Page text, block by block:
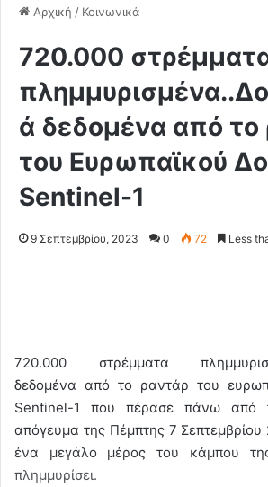
Αρχική / Κοινωνικά
720.000
ά δεδομένα από το
του Ευρωπαϊκού
Sentinel-1
9 Σεπτεμβρίου, 2023 0 72 Less
720.000 στρέμματα
δεδομένα από το ραντάρ του
Sentinel-1 που πέρασε πάνω
απόγευμα της Πέμπτης 7 Σεπτεμβρίου
ένα μεγάλο μέρος του κάμπου
πλημμυρίσει.